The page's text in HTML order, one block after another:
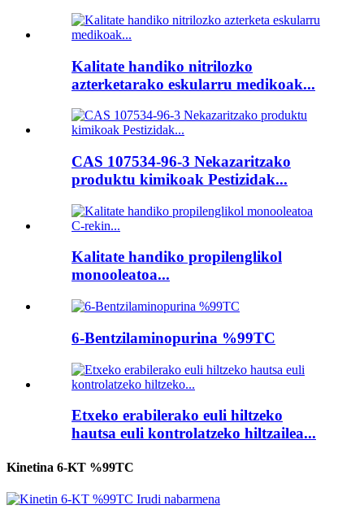
Kalitate handiko nitrilozko
azterketarako eskularru medikoak...
CAS 107534-96-3 Nekazaritzako
produktu kimikoak Pestizidak...
Kalitate handiko propilenglikol
monooleatoa...
6-Bentzilaminopurina %99TC
Etxeko erabilerako euli hiltzeko
hautsa euli kontrolatzeko hiltzailea...
Kinetina 6-KT %99TC